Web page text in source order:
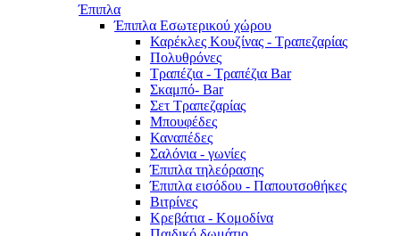
Έπιπλα
Έπιπλα Εσωτερικού χώρου
Καρέκλες Κουζίνας - Τραπεζαρίας
Πολυθρόνες
Τραπέζια - Τραπέζια Bar
Σκαμπό- Bar
Σετ Τραπεζαρίας
Μπουφέδες
Καναπέδες
Σαλόνια - γωνίες
Έπιπλα τηλεόρασης
Έπιπλα εισόδου - Παπουτσοθήκες
Βιτρίνες
Κρεβάτια - Κομοδίνα